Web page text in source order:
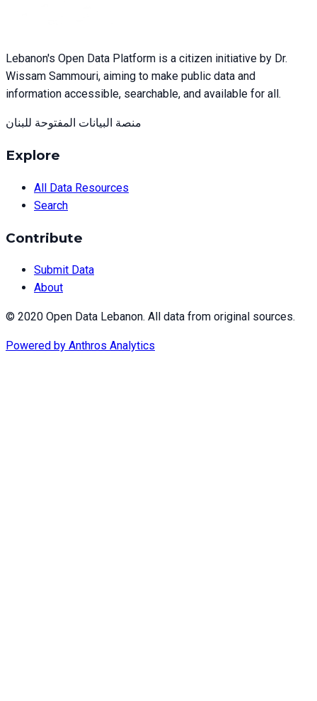
Lebanon's Open Data Platform is a citizen initiative by Dr.
Wissam Sammouri, aiming to make public data and
information accessible, searchable, and available for all.
منصة البيانات المفتوحة للبنان
Explore
All Data Resources
Search
Contribute
Submit Data
About
© 2020 Open Data Lebanon. All data from original sources.
Powered by Anthros Analytics